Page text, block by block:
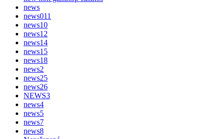
news
news011
news10
news12
news14
news15
news18
news2
news25
news26
NEWS3
news4
news5
news7
news8